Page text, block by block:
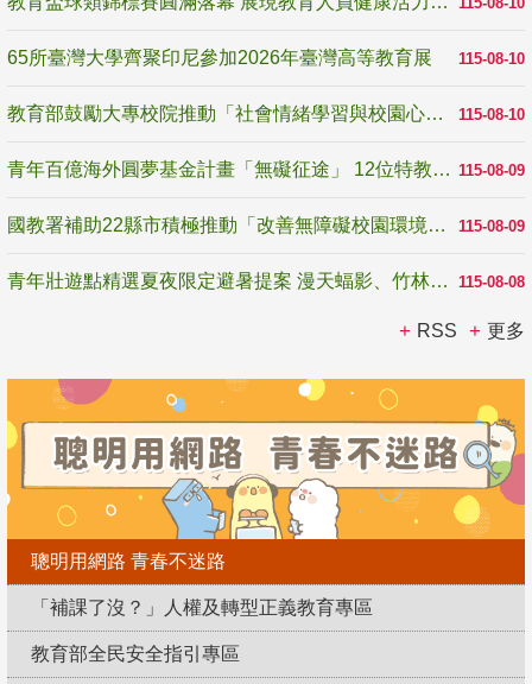
115-08-10
65所臺灣大學齊聚印尼參加2026年臺灣高等教育展
115-08-10
教育部鼓勵大專校院推動「社會情緒學習與校園心理健康促進計畫」 培育校園「心」韌性
115-08-09
青年百億海外圓夢基金計畫「無礙征途」 12位特教與弱勢青年勇闖西班牙 跨越感官限制見證生命蛻變
115-08-09
國教署補助22縣市積極推動「改善無障礙校園環境計畫」 打造友善、安全、無礙學習空間
115-08-08
青年壯遊點精選夏夜限定避暑提案 漫天蝠影、竹林尋蛙、茶香夜觀 邀青年暮色出發
RSS 更多
聰明用網路 青春不迷路
「補課了沒？」人權及轉型正義教育專區
教育部全民安全指引專區